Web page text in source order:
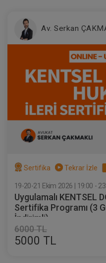
Av. Serkan
Sertifika Tekrar İzle
19-20-21 Ekim 2026 | 19:00 -
Uygulamalı KENTSEL
Sertifika Programı (3
İndirimli)
6000 TL
5000 TL